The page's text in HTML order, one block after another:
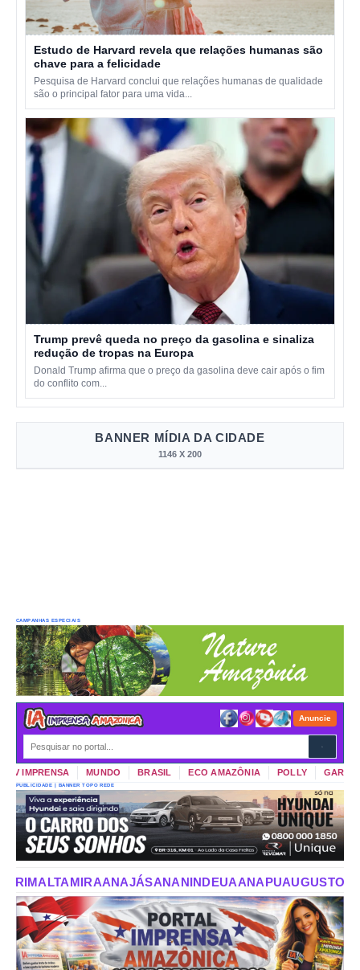
Estudo de Harvard revela que relações humanas são
chave para a felicidade
Pesquisa de Harvard conclui que relações humanas de qualidade
são o principal fator para uma vida...
Trump prevê queda no preço da gasolina e sinaliza
redução de tropas na Europa
Donald Trump afirma que o preço da gasolina deve cair após o fim
do conflito com...
BANNER MÍDIA DA CIDADE
1146 X 200
CAMPANHAS ESPECIAIS
Anuncie
IMPRENSA MUNDO BRASIL ECO AMAZÔNIA POLLY GARIMPO
PUBLICIDADE | BANNER TOPO REDE
ANANINDEUAANAPUAUGUSTO CORRÊAAURORA DO